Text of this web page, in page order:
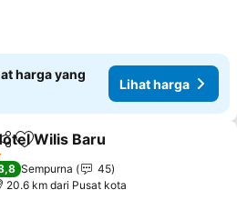
harga yang
Lihat harga
Tambahkan ke favorit
Wilis Baru
Sempurna
45
20.6 km dari Pusat kota